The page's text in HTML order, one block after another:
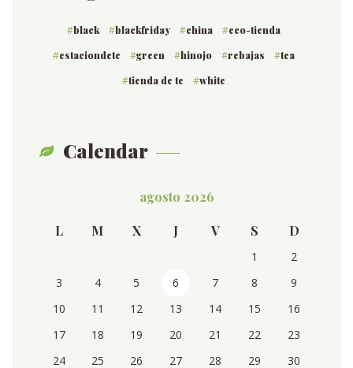
black blackfriday china
eco-tienda
estaciondete
green hinojo rebajas
tea
tienda de te
white
Calendar
agosto 2026
L M X J V S D
1
2
3
4 5 6 7 8
9
10
11 12 13 14 15
16
17
18 19 20 21 22
23
24
25 26 27 28 29
30